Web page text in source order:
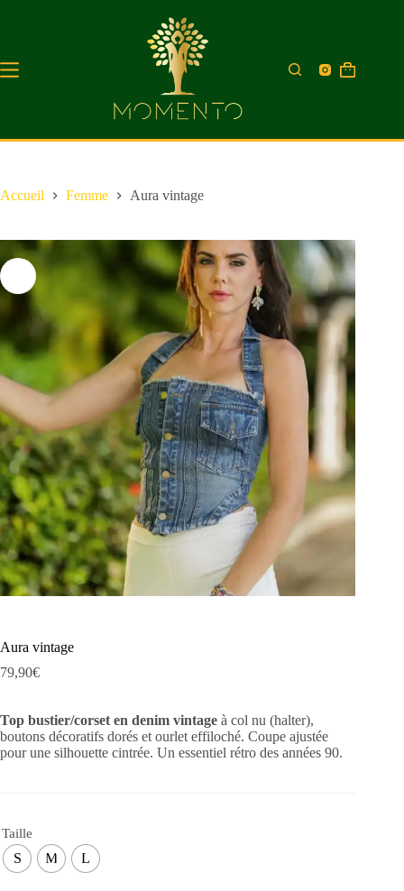
Accueil Femme Aura vintage
Aura vintage
79,90€
Top bustier/corset en denim vintage à col nu (halter),
boutons décoratifs dorés et ourlet effiloché. Coupe ajustée
pour une silhouette cintrée. Un essentiel rétro des années 90.
Taille
S M L